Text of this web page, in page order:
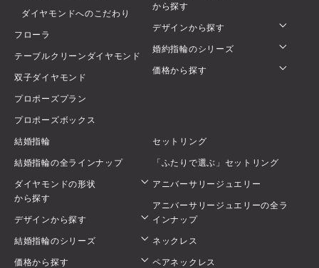
ダイヤモンドへのこだわり
フローラ
テーブルクリーンダイヤモンド
双子ダイヤモンド
プロポーズプラン
プロポーズボックス
から探す
デザインから探す
婚約指輪のシリーズ
価格から探す
結婚指輪
結婚指輪の全ラインナップ
ダイヤモンドの形状
から探す
デザインから探す
結婚指輪のシリーズ
価格から探す
セットリング
「ふたりで選ぶ」セットリング
アニバーサリージュエリー
アニバーサリージュエリーの全ラ
インナップ
ネックレス
ペアネックレス